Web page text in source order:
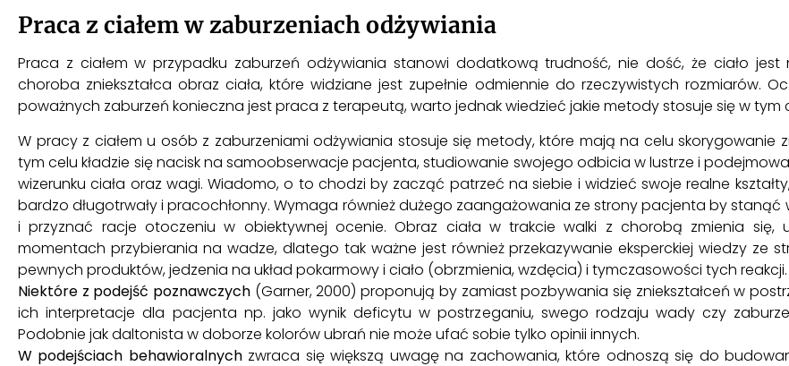
Praca z ciałem w zaburzeniach odżywiania
Praca z ciałem w przypadku zaburzeń odżywiania stanowi dodatkową trudność, nie dość, że ciało
choroba zniekształca obraz ciała, które widziane jest zupełnie odmiennie do rzeczywistych rozmiarów.
poważnych zaburzeń konieczna jest praca z terapeutą, warto jednak wiedzieć jakie metody stosuje się w tym
W pracy z ciałem u osób z zaburzeniami odżywiania stosuje się metody, które mają na celu skorygowanie
tym celu kładzie się nacisk na samoobserwacje pacjenta, studiowanie swojego odbicia w lustrze i
wizerunku ciała oraz wagi. Wiadomo, o to chodzi by zacząć patrzeć na siebie i widzieć swoje realne
bardzo długotrwały i pracochłonny. Wymaga również dużego zaangażowania ze strony pacjenta by
i przyznać racje otoczeniu w obiektywnej ocenie. Obraz ciała w trakcie walki z chorobą zmienia się,
momentach przybierania na wadze, dlatego tak ważne jest również przekazywanie eksperckiej wiedzy ze
pewnych produktów, jedzenia na układ pokarmowy i ciało (obrzmienia, wzdęcia) i tymczasowości tych reakcji.
Niektóre z podejść poznawczych (Garner, 2000) proponują by zamiast pozbywania się zniekształceń w
ich interpretacje dla pacjenta np. jako wynik deficytu w postrzeganiu, swego rodzaju wady czy
Podobnie jak daltonista w doborze kolorów ubrań nie może ufać sobie tylko opinii innych.
W podejściach behawioralnychzwraca się większą uwagę na zachowania, które odnoszą się do